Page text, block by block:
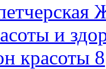
и
красоты 8